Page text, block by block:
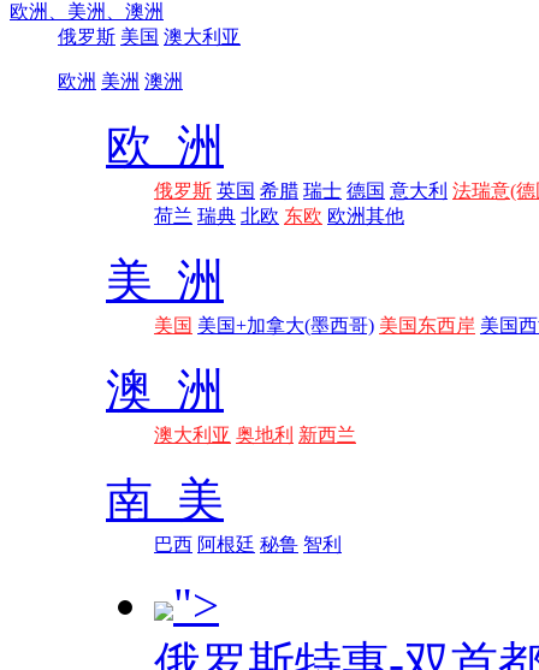
欧洲、 美洲、 澳洲
俄罗斯 美国 澳大利亚
欧洲 美洲 澳洲
欧 洲
俄罗斯 英国 希腊 瑞士 德国 意大利 法瑞意(德
荷兰 瑞典 北欧 东欧 欧洲其他
美 洲
美国 美国+加拿大(墨西哥) 美国东西岸 美国
澳 洲
澳大利亚 奥地利 新西兰
南 美
巴西 阿根廷 秘鲁 智利
">